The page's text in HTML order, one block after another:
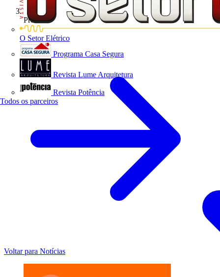
O Setor Elétrico
Programa Casa Segura
Revista Lume Arquitetura
Revista Potência
Todos os parceiros
Produtos
Voltar para Notícias